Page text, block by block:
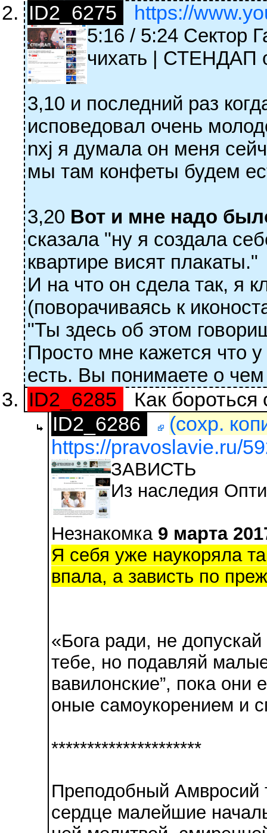
ID2_6275
https://
5:16 / 5:24 Сектор
чихать | СТЕНДАП
3,10 и последний раз
исповедовал очень
nxj я думала он меня
мы там конфеты будем
3,20 Вот и мне надо
сказала "ну я создала
квартире висят плакаты."
И на что он сдела так, я
(поворачиваясь к
"Ты здесь об этом
Просто мне кажется что
есть. Вы понимаете о
ID2_6285
Как бороться
ID2_6286
(сохр.
https://pravoslavie.ru/
ЗАВИСТЬ
Из наследия
Незнакомка 9 марта
Я себя уже наукоряла
впала, а зависть по
«Бога ради, не
тебе, но подавляй
вавилонские”, пока
оные самоукорением и
*********************
Преподобный Амвросий
сердце малейшие